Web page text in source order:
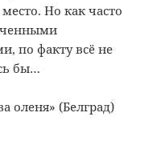
Но как часто
по факту всё не
бы…